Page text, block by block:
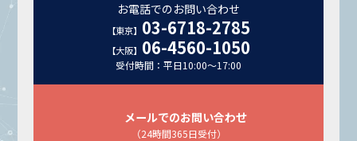
お電話でのお問い合わせ
【東京】 03-6718-2785
【大阪】 06-4560-1050
受付時間：平日10:00～17:00
メールでのお問い合わせ
（24時間365日受付）